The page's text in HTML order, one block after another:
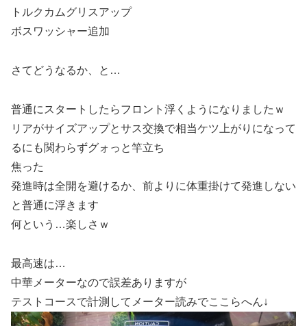
トルクカムグリスアップ
ボスワッシャー追加
さてどうなるか、と…
普通にスタートしたらフロント浮くようになりましたｗ
リアがサイズアップとサス交換で相当ケツ上がりになって
るにも関わらずグォっと竿立ち
焦った
発進時は全開を避けるか、前よりに体重掛けて発進しない
と普通に浮きます
何という…楽しさｗ
最高速は…
中華メーターなので誤差ありますが
テストコースで計測してメーター読みでここらへん↓